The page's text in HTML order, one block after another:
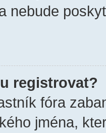
nebude
registrovat?
fóra
jména,